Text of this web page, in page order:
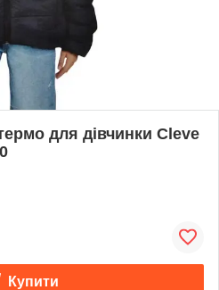
для дівчинки Cleve
Купити